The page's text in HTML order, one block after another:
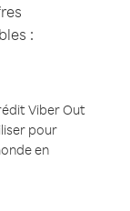
:
Viber Out
pour
en